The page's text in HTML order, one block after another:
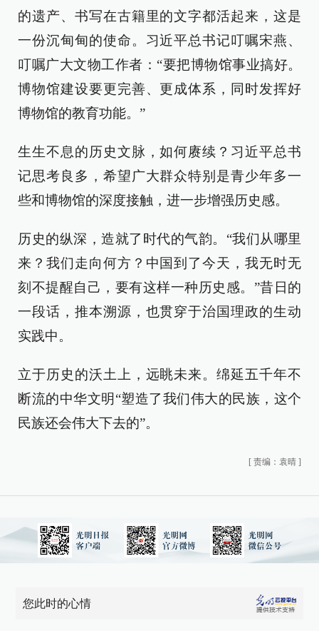
的遗产、书写在古籍里的文字都活起来，这是
一份沉甸甸的使命。习近平总书记叮嘱宋燕、
叮嘱广大文物工作者：“要把博物馆事业搞好。
博物馆建设要更完善、更成体系，同时发挥好
博物馆的教育功能。”
生生不息的历史文脉，如何赓续？习近平总书
记思考良多，希望广大群众特别是青少年多一
些和博物馆的深度接触，进一步增强历史感。
历史的纵深，造就了时代的气韵。“我们从哪里
来？我们走向何方？中国到了今天，我无时无
刻不提醒自己，要有这样一种历史感。”昔日的
一段话，推本溯源，也贯穿于治国理政的生动
实践中。
立于历史的沃土上，远眺未来。绵延五千年不
断流的中华文明“塑造了我们伟大的民族，这个
民族还会伟大下去的”。
[ 责编：袁晴 ]
您此时的心情